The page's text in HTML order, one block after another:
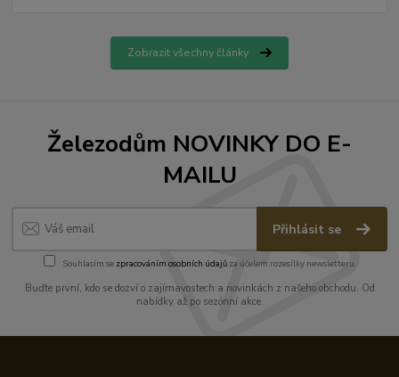
Zobrazit všechny články
Železodům NOVINKY DO E-
MAILU
Přihlásit se
Souhlasím se zpracováním osobních údajůza účelem rozesílky newsletteru.
Buďte první, kdo se dozví o zajímavostech a novinkách z našeho obchodu. Od
nabídky až po sezónní akce.